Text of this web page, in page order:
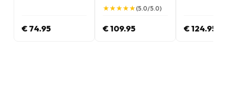
€ 74.95
★
★★
★★
★★
★★
★(5.0/5.0)
€ 109.95 € 124.95